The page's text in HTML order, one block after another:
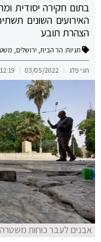
בתום חקירה יסודית
האירועים השונים
הצהרת תובע
תגיות: הר הבית, ירושלים,
חגי פלג 03/05/2022
12:19
אבנים לעבר כוחות